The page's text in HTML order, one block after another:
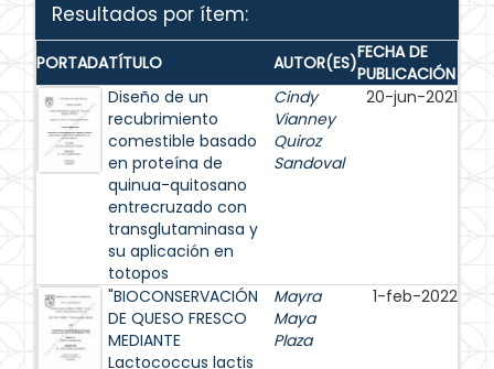
Resultados por ítem:
PORTADATÍTULO AUTOR(ES)FECHA DE
PUBLICACIÓN
Diseño de un
recubrimiento
comestible basado
en proteína de
quinua-quitosano
entrecruzado con
transglutaminasa y
su aplicación en
totopos
Cindy
Vianney
Quiroz
Sandoval
20-jun-2021
"BIOCONSERVACIÓN
DE QUESO FRESCO
MEDIANTE
Lactococcus lactis
Mayra
Maya
Plaza
1-feb-2022